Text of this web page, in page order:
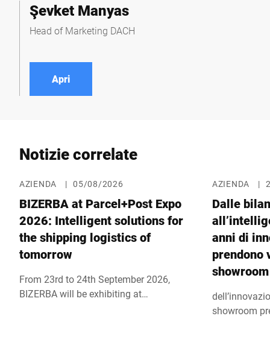
Şevket Manyas
Head of Marketing DACH
Apri
Notizie correlate
AZIENDA | 05/08/2026
BIZERBA at Parcel+Post Expo
2026: Intelligent solutions for
the shipping logistics of
tomorrow
From 23rd to 24th September 2026,
BIZERBA will be exhibiting at
AZIENDA |
Dalle
anni di
prendono
showroom
showroom